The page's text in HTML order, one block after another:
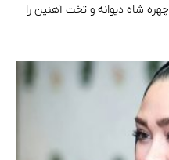
پیش‌درآمد جدید Game of Thrones چهره شاه دیوانه و تخت آهنین را